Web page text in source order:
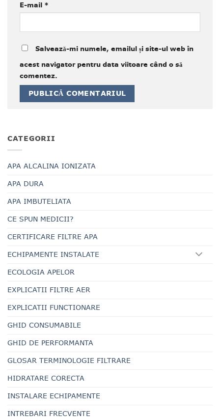
E-mail *
Salvează-mi numele, emailul și site-ul web în
acest navigator pentru data viitoare când o să
comentez.
CATEGORII
APA ALCALINA IONIZATA
APA DURA
APA IMBUTELIATA
CE SPUN MEDICII?
CERTIFICARE FILTRE APA
ECHIPAMENTE INSTALATE
ECOLOGIA APELOR
EXPLICATII FILTRE AER
EXPLICATII FUNCTIONARE
GHID CONSUMABILE
GHID DE PERFORMANTA
GLOSAR TERMINOLOGIE FILTRARE
HIDRATARE CORECTA
INSTALARE ECHIPAMENTE
INTREBARI FRECVENTE